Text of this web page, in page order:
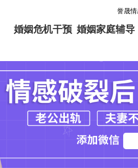
誉晟情感在
婚姻危机干预 婚姻家庭辅导